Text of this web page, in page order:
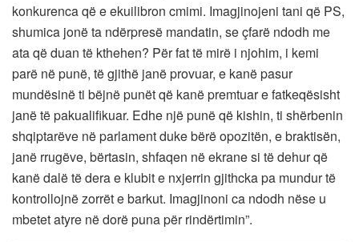
konkurenca që e ekuilibron cmimi. Imagjinojeni tani që PS,
shumica jonë ta ndërpresë mandatin, se çfarë ndodh me
ata që duan të kthehen? Për fat të mirë i njohim, i kemi
parë në punë, të gjithë janë provuar, e kanë pasur
mundësinë ti bëjnë punët që kanë premtuar e fatkeqësisht
janë të pakualifikuar. Edhe një punë që kishin, ti shërbenin
shqiptarëve në parlament duke bërë opozitën, e braktisën,
janë rrugëve, bërtasin, shfaqen në ekrane si të dehur që
kanë dalë të dera e klubit e nxjerrin gjithcka pa mundur të
kontrollojnë zorrët e barkut. Imagjinoni ca ndodh nëse u
mbetet atyre në dorë puna për rindërtimin”.